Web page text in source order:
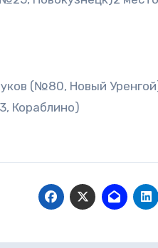
(№80, Новый
Кораблино)